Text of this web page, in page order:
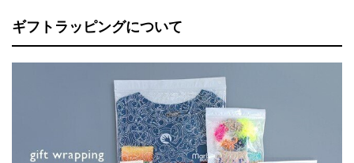
ギフトラッピングについて